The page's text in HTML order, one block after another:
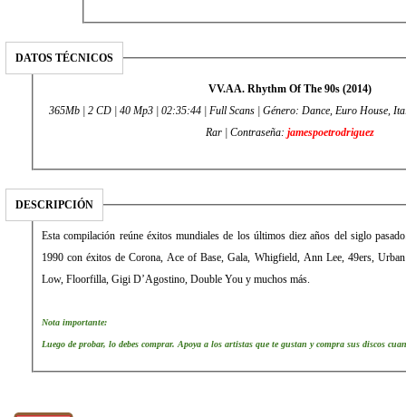
DATOS TÉCNICOS
VV.AA. Rhythm Of The 90s (2014)
365Mb | 2 CD | 40 Mp3 | 02:35:44 | Full Scans | Género: Dance, Euro House,
Rar | Contraseña: jamespoetrodriguez
DESCRIPCIÓN
Esta compilación reúne éxitos mundiales de los últimos diez años del siglo
1990 con éxitos de Corona, Ace of Base, Gala, Whigfield, Ann Lee, 49ers,
Low, Floorfilla, Gigi D’Agostino, Double You y muchos más.
Nota importante:
Luego de probar, lo debes comprar. Apoya a los artistas que te gustan y compra sus discos